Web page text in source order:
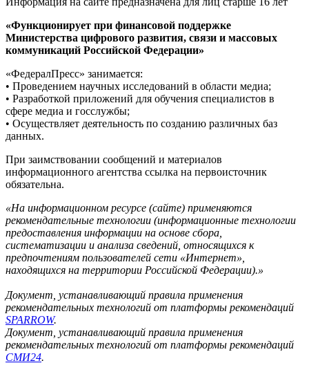
«Функционирует при финансовой поддержке
Министерства цифрового развития, связи и массовых
коммуникаций Российской Федерации»
«ФедералПресс» занимается:
• Проведением научных исследований в области медиа;
• Разработкой приложений для обучения специалистов в
сфере медиа и госслужбы;
• Осуществляет деятельность по созданию различных баз
данных.
При заимствовании сообщений и материалов
информационного агентства ссылка на первоисточник
обязательна.
«На информационном ресурсе (сайте) применяются
рекомендательные технологии (информационные технологии
предоставления информации на основе сбора,
систематизации и анализа сведений, относящихся к
предпочтениям пользователей сети «Интернет»,
находящихся на территории Российской Федерации).»
Документ, устанавливающий правила применения
рекомендательных технологий от платформы рекомендаций
SPARROW.
Документ, устанавливающий правила применения
рекомендательных технологий от платформы рекомендаций
СМИ24.